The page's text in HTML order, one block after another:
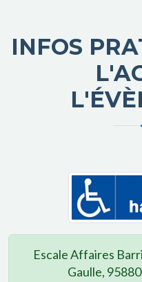
INFOS
Escale Affaires
Gaulle,